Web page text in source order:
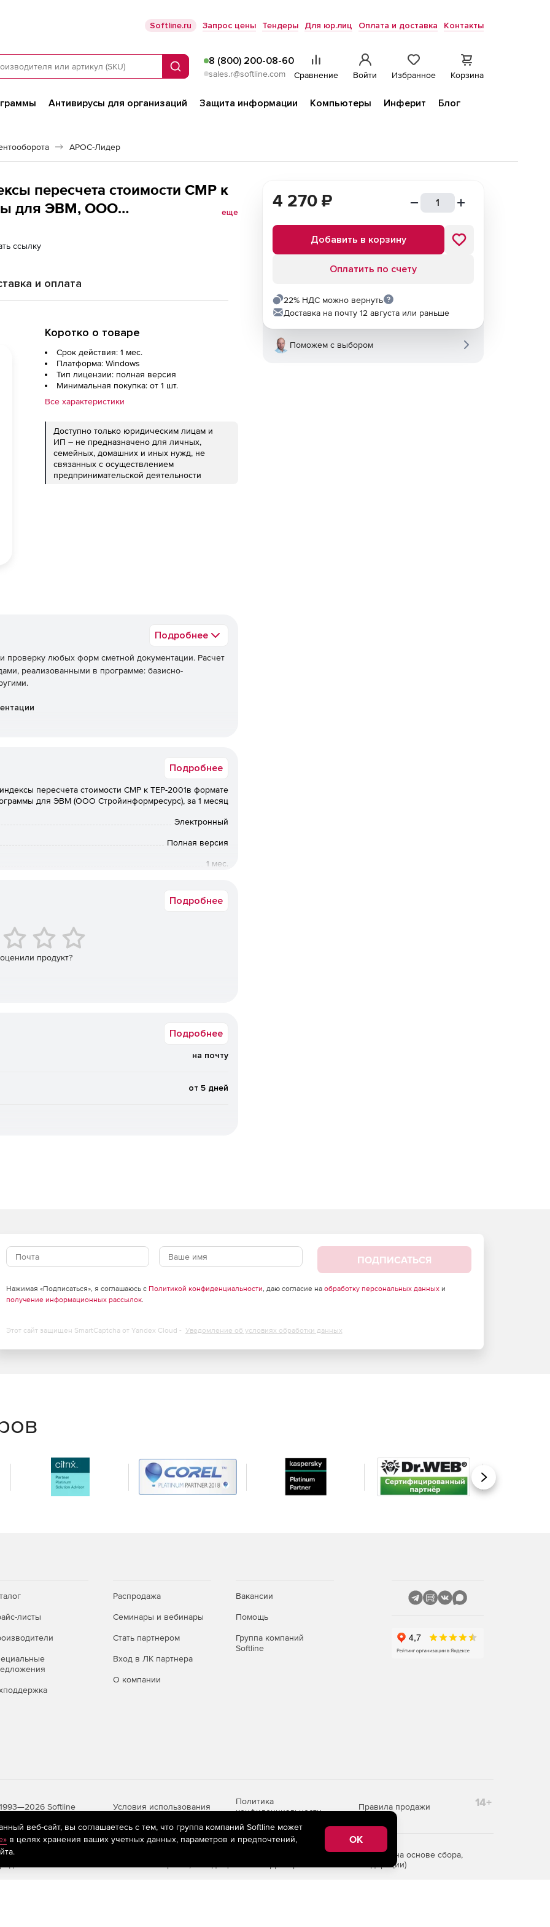
Softline.ru Запрос цены Тендеры Для юр.лиц Оплата и доставка Контакты
Поиск
8 (800) 200-08-60
sales.r@softline.com Сравнение Войти Избранное Корзина
Антивирусы для организаций Защита информации Компьютеры Инферит
Блог
АРОС-Лидер
пересчета стоимости СМР к
для ЭВМ, ООО
Смоленская область 2-е и
еще
ссылку
и оплата
Коротко о товаре
Срок действия: 1 мес.
Платформа: Windows
Тип лицензии: полная версия
Минимальная покупка: от 1 шт.
Все характеристики
Доступно только юридическим лицам и
ИП – не предназначено для личных,
семейных, домашних и иных нужд, не
связанных с осуществлением
предпринимательской деятельности
Подробнее
проверку любых форм сметной документации. Расчет
реализованными в программе: базисно-
возможности индивидуальных настроек
ресурсный, ресурсно-индексный.
и стоимости.
смете или разделу.
позиции.
в смете.
Подробнее
пересчета стоимости СМР к ТЕР-2001в формате
для ЭВМ (ООО Стройинформресурс), за 1 месяц
Электронный
Полная версия
1 мес.
Подробнее
продукт?
Подробнее
на почту
от 5 дней
4 270 ₽
Добавить в корзину
Оплатить по счету
22% НДС можно вернуть
Доставка на почту 12 августа или раньше
Поможем с выбором
ПОДПИСАТЬСЯ
Нажимая «Подписаться», я соглашаюсь с Политикой конфиденциальности, даю согласие на обработку персональных данныхи
получение информационных рассылок.
Этот сайт защищен SmartCaptcha от Yandex Cloud - Уведомление об условиях обработки данных
Вперед
листы
Распродажа
Семинары и вебинары
Стать партнером
Вход в ЛК партнера
О компании
Вакансии
Помощь
Группа компаний
Softline
Softline Условия использования
Политика
конфиденциальности
Правила продажи 14+
(информационные технологии предоставления информации на основе сбора,
пользователей сети «Интернет», находящихся на территории Российской Федерации)
веб-сайт, вы соглашаетесь с тем, что группа компаний Softline может
в целях хранения ваших учетных данных, параметров и предпочтений,
OK